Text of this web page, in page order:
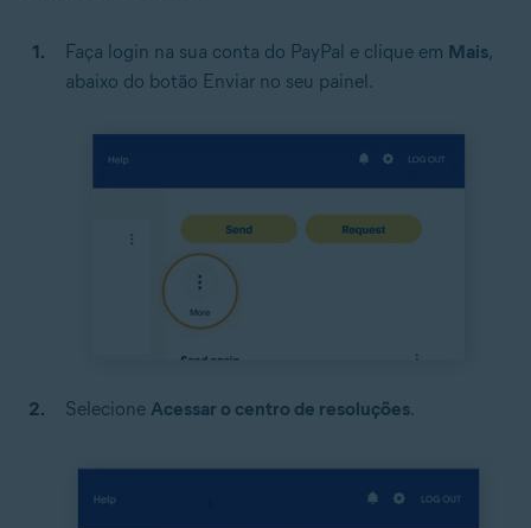
Faça login na sua conta do PayPal e clique em Mais,
abaixo do botão Enviar no seu painel.
Selecione Acessar o centro de resoluções.